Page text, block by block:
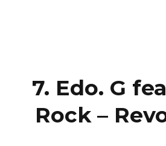
7. Edo. G
Rock –